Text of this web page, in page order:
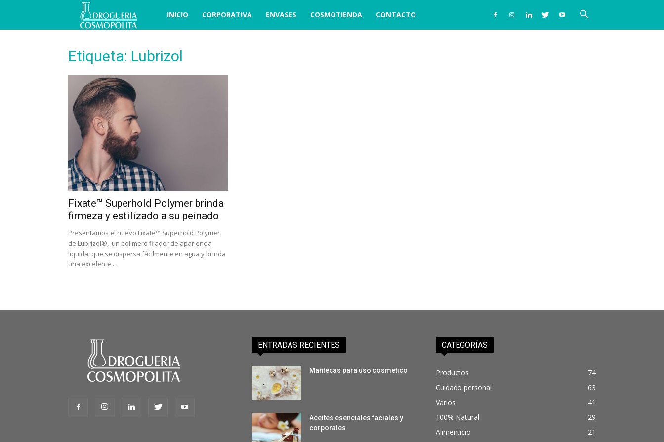
COSBLOG
INICIO CORPORATIVA ENVASES COSMOTIENDA CONTACTO
Etiqueta: Lubrizol
Fixate™ Superhold Polymer brinda
firmeza y estilizado a su peinado
Presentamos el nuevo Fixate™ Superhold Polymer
de Lubrizol®, un polímero fijador de apariencia
líquida, que se dispersa fácilmente en agua y brinda
una excelente...
ENTRADAS RECIENTES
Mantecas para uso cosmético
Aceites esenciales faciales y
corporales
CATEGORÍAS
Productos
74
Cuidado personal
63
Varios
41
100% Natural
29
Alimenticio
21